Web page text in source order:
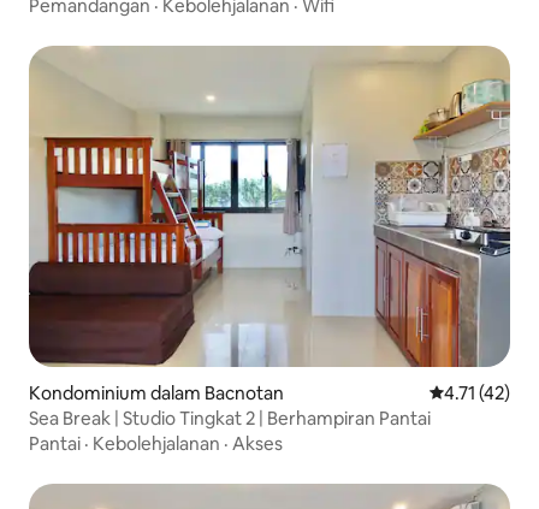
Pemandangan · Kebolehjalanan · Wifi
Kondominium dalam Bacnotan Penarafan
4.71 (42)
Sea Break | Studio Tingkat 2 | Berhampiran Pantai
Pantai · Kebolehjalanan · Akses